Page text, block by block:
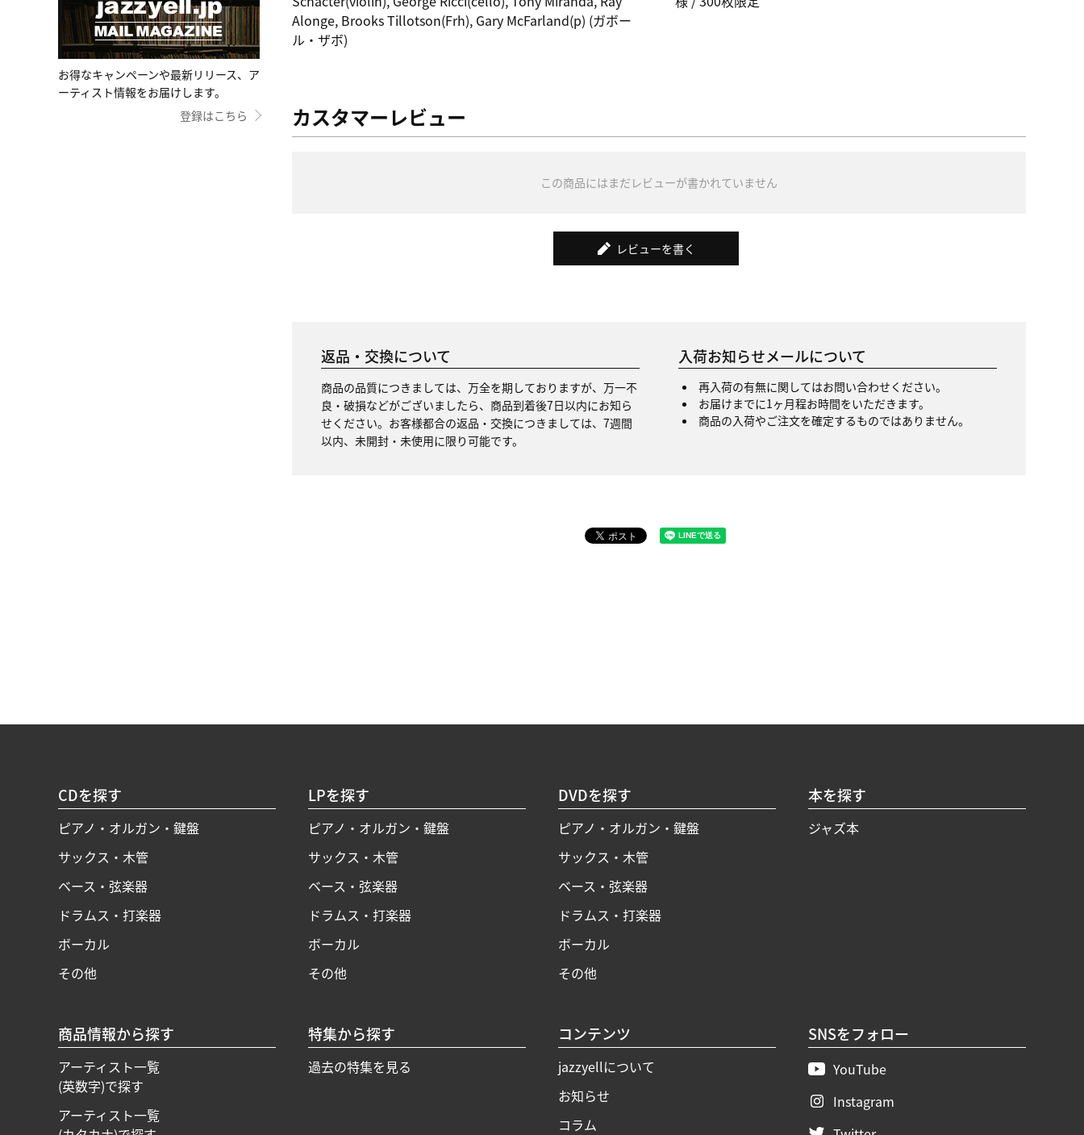
お得なキャンペーンや最新リリース、ア
ーティスト情報をお届けします。
登録はこちら
Alonge, Brooks Tillotson(Frh), Gary McFarland(p) (ガボー
ル・ザボ)
カスタマーレビュー
この商品にはまだレビューが書かれていません
レビューを書く
返品・交換について
商品の品質につきましては、万全を期しておりますが、万一不
良・破損などがございましたら、商品到着後7日以内にお知ら
せください。お客様都合の返品・交換につきましては、7週間
以内、未開封・未使用に限り可能です。
入荷お知らせメールについて
再入荷の有無に関してはお問い合わせください。
お届けまでに1ヶ月程お時間をいただきます。
商品の入荷やご注文を確定するものではありません。
CDを探す
ピアノ・オルガン・鍵盤
サックス・木管
ベース・弦楽器
ドラムス・打楽器
ボーカル
その他
LPを探す
ピアノ・オルガン・鍵盤
サックス・木管
ベース・弦楽器
ドラムス・打楽器
ボーカル
その他
DVDを探す
ピアノ・オルガン・鍵盤
サックス・木管
ベース・弦楽器
ドラムス・打楽器
ボーカル
その他
本を探す
ジャズ本
商品情報から探す
アーティスト一覧
(英数字)で探す
アーティスト一覧
特集から探す
過去の特集を見る
コンテンツ
jazzyellについて
お知らせ
コラム
SNSをフォロー
YouTube
Instagram